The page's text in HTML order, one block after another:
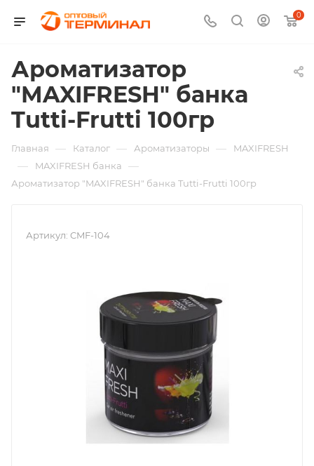
0
Ароматизатор
"MAXIFRESH" банка
Tutti-Frutti 100гр
Главная — Каталог — Ароматизаторы — MAXIFRESH
— MAXIFRESH банка —
Ароматизатор "MAXIFRESH" банка Tutti-Frutti 100гр
Артикул: CMF-104